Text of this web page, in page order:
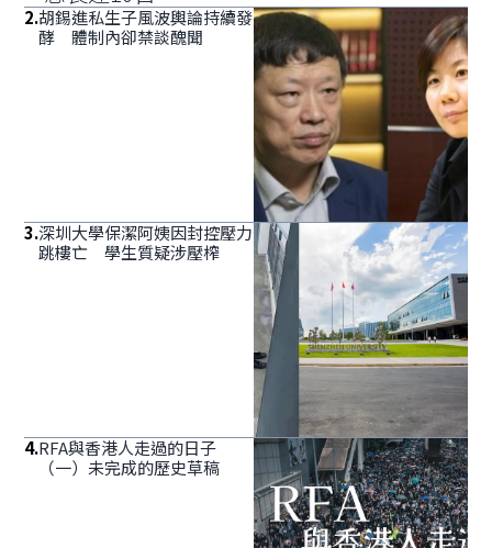
2.胡錫進私生子風波輿論持續發
酵 體制內卻禁談醜聞
3.深圳大學保潔阿姨因封控壓力
跳樓亡 學生質疑涉壓榨
4.RFA與香港人走過的日子
（一）未完成的歷史草稿